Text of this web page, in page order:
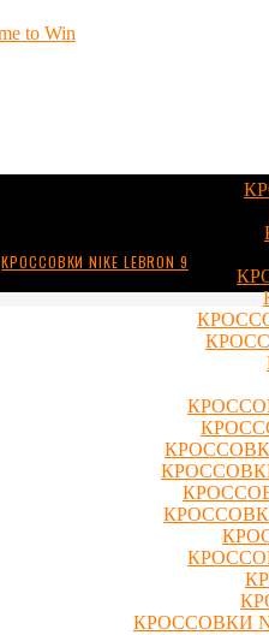
КРОССОВКИ
КРОССОВКИ
,КРОССОВКИ NIKE LEBRON 9